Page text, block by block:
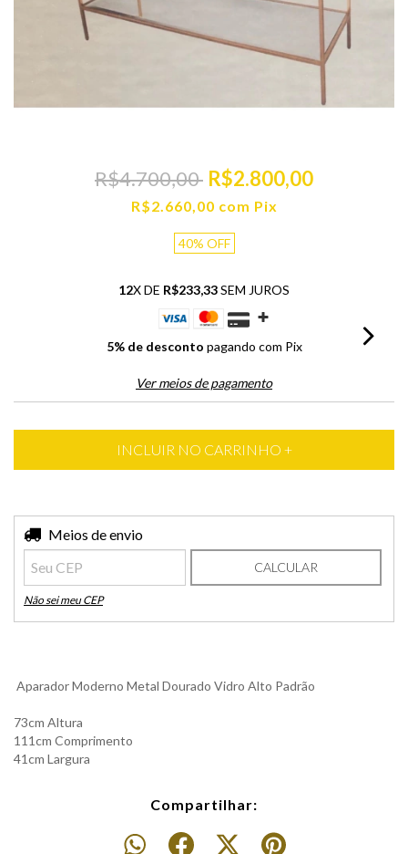
R$4.700,00 R$2.800,00
R$2.660,00 com Pix
40% OFF
12X DE R$233,33SEM JUROS
5% de desconto pagando com Pix
Ver meios de pagamento
Entregas para o CEP:
Meios de envio
CALCULAR
Não sei meu CEP
Aparador Moderno Metal Dourado Vidro Alto Padrão
73cm Altura
111cm Comprimento
41cm Largura
Compartilhar: